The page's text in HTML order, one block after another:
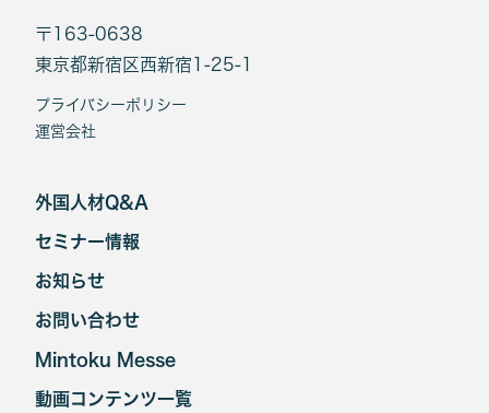
〒163-0638
東京都新宿区西新宿1-25-1
プライバシーポリシー
運営会社
外国人材Q&A
セミナー情報
お知らせ
お問い合わせ
Mintoku Messe
動画コンテンツ一覧